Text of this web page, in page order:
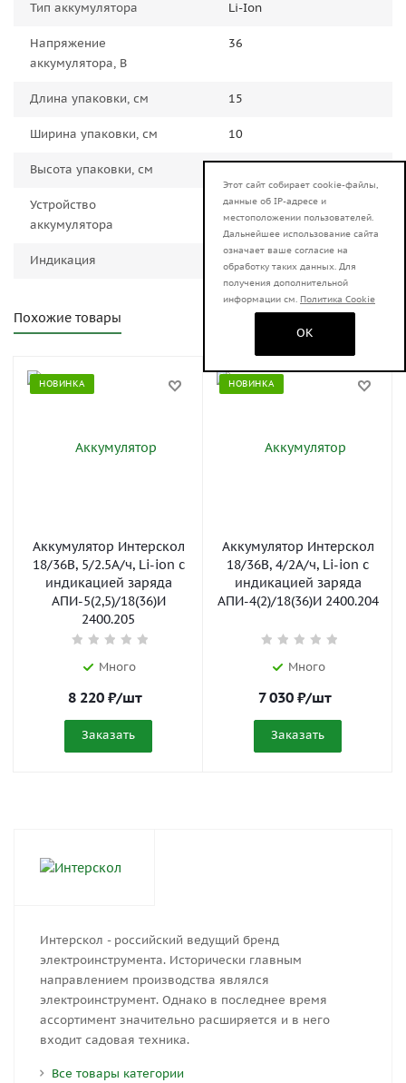
Тип аккумулятора Li-Ion
Напряжение
аккумулятора, В
36
Длина упаковки, см 15
Ширина упаковки, см 10
Высота упаковки, см
Устройство
аккумулятора
слайдер
Индикация Есть
Похожие товары
НОВИНКА
Аккумулятор Интерскол
18/36В, 5/2.5А/ч, Li-ion с
индикацией заряда
АПИ-5(2,5)/18(36)И
2400.205
Много
8 220 ₽/шт
Заказать
НОВИНКА
Аккумулятор Интерскол
18/36В, 4/2А/ч, Li-ion с
индикацией заряда
АПИ-4(2)/18(36)И 2400.204
Много
7 030₽/шт
Заказать
Интерскол - российский ведущий бренд
электроинструмента. Исторически главным
направлением производства являлся
электроинструмент. Однако в последнее время
ассортимент значительно расширяется и в него
входит садовая техника.
Все товары категории
Этот сайт собирает cookie-файлы,
данные об IP-адресе и
местоположении пользователей.
Дальнейшее использование сайта
означает ваше согласие на
обработку таких данных. Для
получения дополнительной
информации см. Политика Cookie
OK